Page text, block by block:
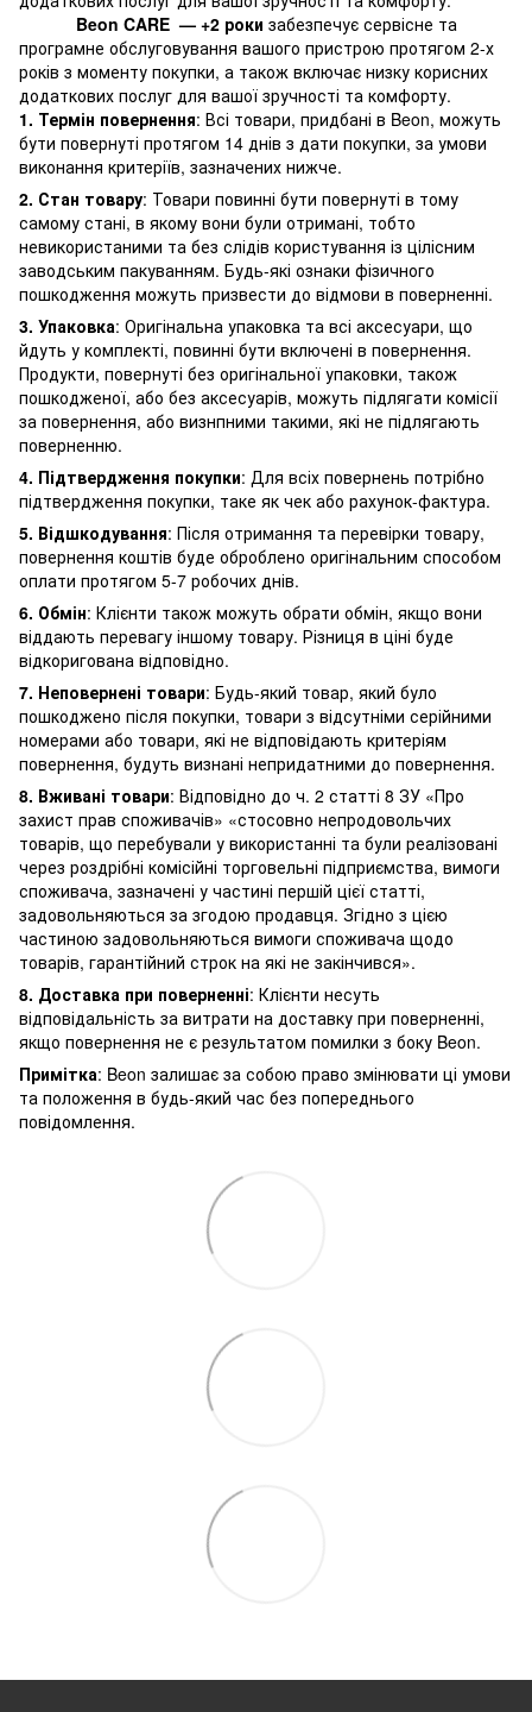
Beon CARE — +2 роки забезпечує сервісне та
програмне обслуговування вашого пристрою протягом 2-х
років з моменту покупки, а також включає низку корисних
додаткових послуг для вашої зручності та комфорту.
1. Термін повернення: Всі товари, придбані в Beon, можуть
бути повернуті протягом 14 днів з дати покупки, за умови
виконання критеріїв, зазначених нижче.
2. Стан товару: Товари повинні бути повернуті в тому
самому стані, в якому вони були отримані, тобто
невикористаними та без слідів користування із цілісним
заводським пакуванням. Будь-які ознаки фізичного
пошкодження можуть призвести до відмови в поверненні.
3. Упаковка: Оригінальна упаковка та всі аксесуари, що
йдуть у комплекті, повинні бути включені в повернення.
Продукти, повернуті без оригінальної упаковки, також
пошкодженої, або без аксесуарів, можуть підлягати комісії
за повернення, або визнпними такими, які не підлягають
поверненню.
4. Підтвердження покупки: Для всіх повернень потрібно
підтвердження покупки, таке як чек або рахунок-фактура.
5. Відшкодування: Після отримання та перевірки товару,
повернення коштів буде оброблено оригінальним способом
оплати протягом 5-7 робочих днів.
6. Обмін: Клієнти також можуть обрати обмін, якщо вони
віддають перевагу іншому товару. Різниця в ціні буде
відкоригована відповідно.
7. Неповернені товари: Будь-який товар, який було
пошкоджено після покупки, товари з відсутніми серійними
номерами або товари, які не відповідають критеріям
повернення, будуть визнані непридатними до повернення.
8. Вживані товари: Відповідно до ч. 2 статті 8 ЗУ «Про
захист прав споживачів» «стосовно непродовольчих
товарів, що перебували у використанні та були реалізовані
через роздрібні комісійні торговельні підприємства, вимоги
споживача, зазначені у частині першій цієї статті,
задовольняються за згодою продавця. Згідно з цією
частиною задовольняються вимоги споживача щодо
товарів, гарантійний строк на які не закінчився».
8. Доставка при поверненні: Клієнти несуть
відповідальність за витрати на доставку при поверненні,
якщо повернення не є результатом помилки з боку Beon.
Примітка: Beon залишає за собою право змінювати ці умови
та положення в будь-який час без попереднього
повідомлення.